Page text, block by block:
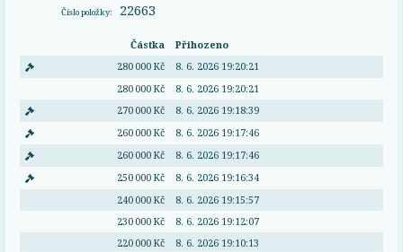
Číslo položky: 22663
Částka
Přihozeno
280 000 Kč
8. 6. 2026 19:20:21
280 000 Kč
8. 6. 2026 19:20:21
270 000 Kč
8. 6. 2026 19:18:39
260 000 Kč
8. 6. 2026 19:17:46
260 000 Kč
8. 6. 2026 19:17:46
250 000 Kč
8. 6. 2026 19:16:34
240 000 Kč
8. 6. 2026 19:15:57
230 000 Kč
8. 6. 2026 19:12:07
220 000 Kč
8. 6. 2026 19:10:13